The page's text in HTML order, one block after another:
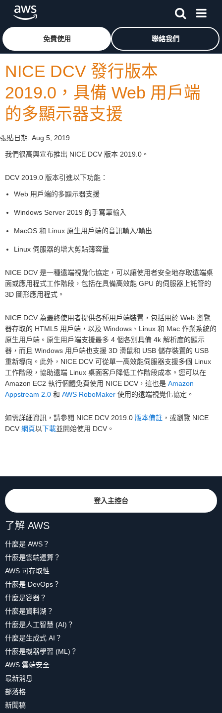
跳至主要內容按一下這裡可返回 Amazon Web Services 首頁
免費使用 聯絡我們
NICE DCV 發行版本
2019.0，具備 Web 用戶端
的多顯示器支援
張貼日期: Aug 5, 2019
我們很高興宣布推出 NICE DCV 版本 2019.0。
DCV 2019.0 版本引進以下功能：
Web 用戶端的多顯示器支援
Windows Server 2019 的手寫筆輸入
MacOS 和 Linux 原生用戶端的音訊輸入/輸出
Linux 伺服器的增大剪貼簿容量
NICE DCV 是一種遠端視覺化協定，可以讓使用者安全地存取遠端桌
面或應用程式工作階段，包括在具備高效能 GPU 的伺服器上託管的
3D 圖形應用程式。
NICE DCV 為最終使用者提供各種用戶端裝置，包括用於 Web 瀏覽
器存取的 HTML5 用戶端，以及 Windows、Linux 和 Mac 作業系統的
原生用戶端。原生用戶端支援最多 4 個各別具備 4k 解析度的顯示
器，而且 Windows 用戶端也支援 3D 滑鼠和 USB 儲存裝置的 USB
重新導向。此外，NICE DCV 可從單一高效能伺服器支援多個 Linux
工作階段，協助遠端 Linux 桌面客戶降低工作階段成本。您可以在
Amazon EC2 執行個體免費使用 NICE DCV，這也是 Amazon
Appstream 2.0 和 AWS RoboMaker 使用的遠端視覺化協定。
如需詳細資訊，請參閱 NICE DCV 2019.0 版本備註 ，或瀏覽 NICE
DCV 網頁以下載並開始使用 DCV。
登入主控台
了解 AWS
什麼是 AWS？
什麼是雲端運算？
AWS 可存取性
什麼是 DevOps？
什麼是容器？
什麼是資料湖？
什麼是人工智慧 (AI)？
什麼是生成式 AI？
什麼是機器學習 (ML)？
AWS 雲端安全
最新消息
部落格
新聞稿